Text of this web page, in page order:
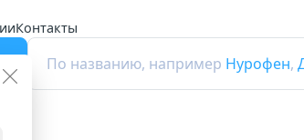
Контакты
По названию, например Нурофен,